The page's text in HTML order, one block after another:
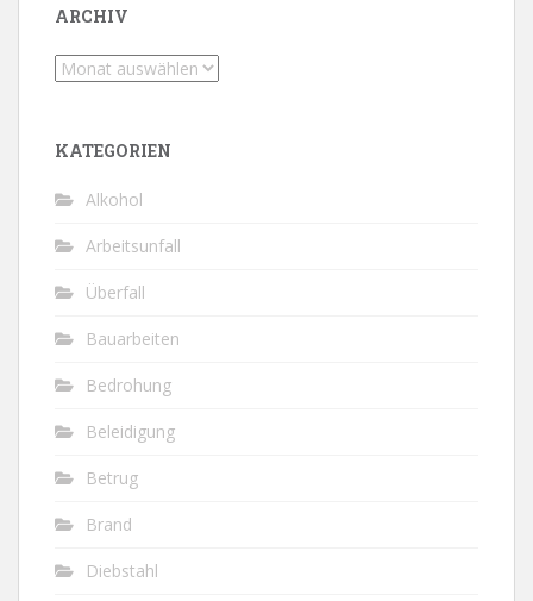
ARCHIV
Archiv
KATEGORIEN
Alkohol
Arbeitsunfall
Überfall
Bauarbeiten
Bedrohung
Beleidigung
Betrug
Brand
Diebstahl